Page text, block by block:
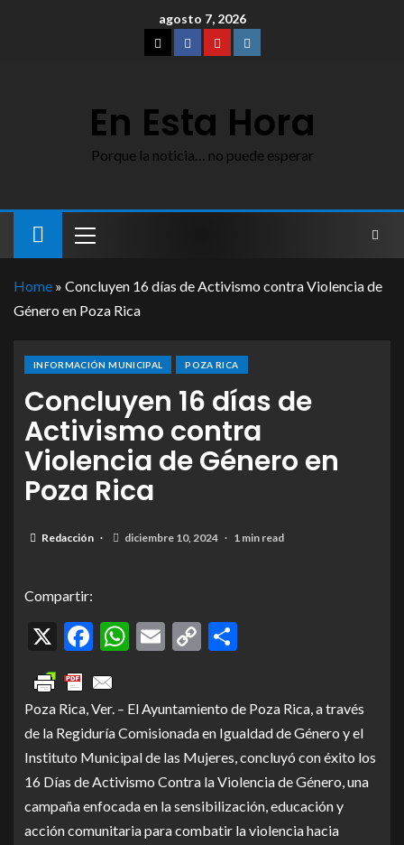
agosto 7, 2026
En Esta Hora
Porque la noticia… no puede esperar
Home » Concluyen 16 días de Activismo contra Violencia de
Género en Poza Rica
INFORMACIÓN MUNICIPAL POZA RICA
Concluyen 16 días de
Activismo contra
Violencia de Género en
Poza Rica
Redacción diciembre 10, 2024 1 min read
Compartir:
X Facebook
WhatsApp
Email
Copy
Poza Rica, Ver. – El Ayuntamiento de Poza Rica, a través
de la Regiduría Comisionada en Igualdad de Género y el
Instituto Municipal de las Mujeres, concluyó con éxito los
16 Días de Activismo Contra la Violencia de Género, una
campaña enfocada en la sensibilización, educación y
acción comunitaria para combatir la violencia hacia